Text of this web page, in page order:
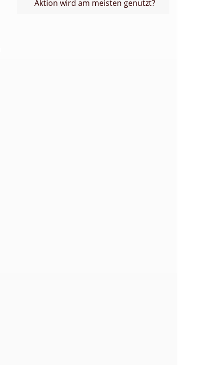
Aktion wird am meisten genutzt?